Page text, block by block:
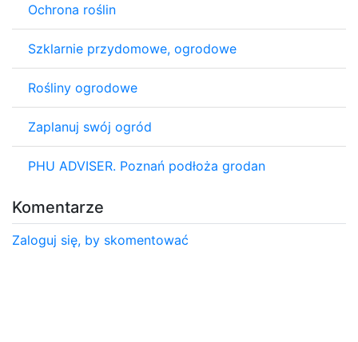
Ochrona roślin
Szklarnie przydomowe, ogrodowe
Rośliny ogrodowe
Zaplanuj swój ogród
PHU ADVISER. Poznań podłoża grodan
Komentarze
Zaloguj się, by skomentować